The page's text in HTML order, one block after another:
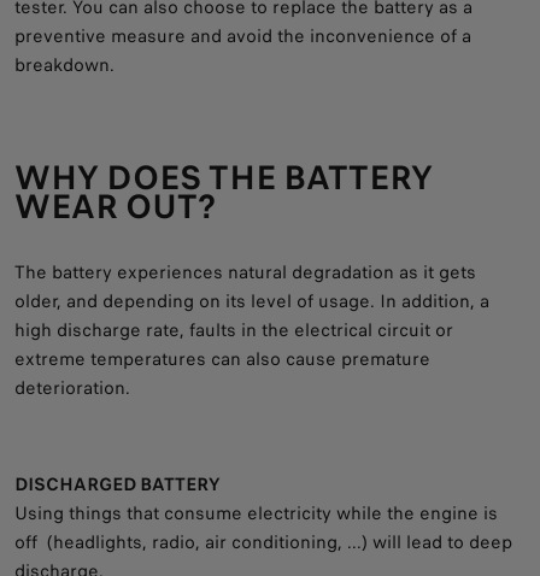
tester. You can also choose to replace the battery as a
preventive measure and avoid the inconvenience of a
breakdown.
WHY DOES THE BATTERY
WEAR OUT?
The battery experiences natural degradation as it gets
older, and depending on its level of usage. In addition, a
high discharge rate, faults in the electrical circuit or
extreme temperatures can also cause premature
deterioration.
DISCHARGED BATTERY
Using things that consume electricity while the engine is
off (headlights, radio, air conditioning, ...) will lead to deep